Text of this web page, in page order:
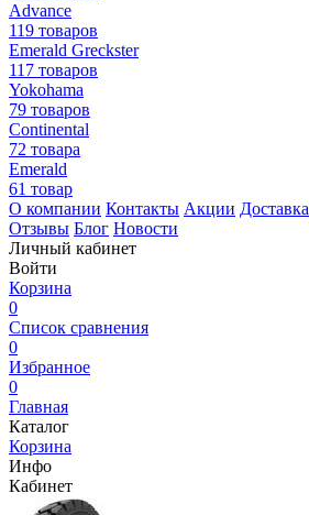
Advance
119 товаров
Emerald Greckster
117 товаров
Yokohama
79 товаров
Continental
72 товара
Emerald
61 товар
О компании Контакты Акции Доставка
Отзывы Блог Новости
Личный кабинет
Войти
Корзина
0
Список сравнения
0
Избранное
0
Главная
Каталог
Корзина
Инфо
Кабинет